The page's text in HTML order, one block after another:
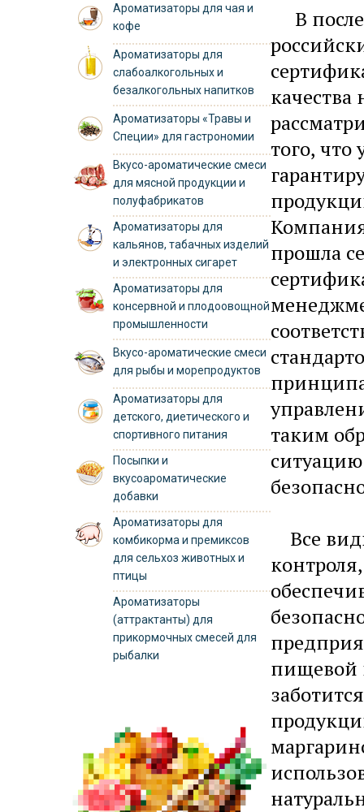
Ароматизаторы для чая и
кофе
Ароматизаторы для
слабоалкогольных и
безалкогольных напитков
Ароматизаторы «Травы и
Специи» для гастрономии
Вкусо-ароматические смеси
для мясной продукции и
полуфабрикатов
Ароматизаторы для
кальянов, табачных изделий
и электронных сигарет
Ароматизаторы для
консервной и плодоовощной
промышленности
Вкусо-ароматические смеси
для рыбы и морепродуктов
Ароматизаторы для
детского, диетического и
спортивного питания
Посыпки и
вкусоароматические
добавки
Ароматизаторы для
комбикорма и премиксов
для сельхоз животных и
птицы
Ароматизаторы
(аттрактанты) для
прикормочных смесей для
рыбалки
В
качества
того, что
прошла
таким
ситуацию
Все
пищевой